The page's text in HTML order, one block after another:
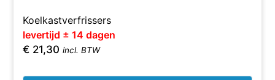
Koelkastverfrissers
levertijd ± 14 dagen
€ 21,30 incl. BTW